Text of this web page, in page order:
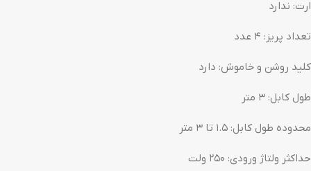
ارت: ندارد
تعداد پریز: ۴ عدد
کلید روشن و خاموش: دارد
طول کابل: ۳ متر
محدوده طول کابل: ۱.۵ تا ۳ متر
حداکثر ولتاژ ورودی: ۲۵۰ ولت